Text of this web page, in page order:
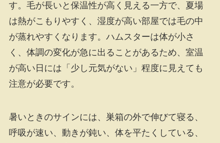
す。毛が長いと保温性が高く見える一方で、夏場
は熱がこもりやすく、湿度が高い部屋では毛の中
が蒸れやすくなります。ハムスターは体が小さ
く、体調の変化が急に出ることがあるため、室温
が高い日には「少し元気がない」程度に見えても
注意が必要です。
暑いときのサインには、巣箱の外で伸びて寝る、
呼吸が速い、動きが鈍い、体を平たくしている、